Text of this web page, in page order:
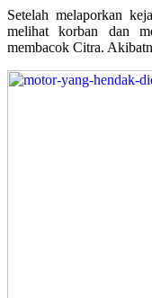
Setelah melaporkan
melihat korban dan
membacok Citra.